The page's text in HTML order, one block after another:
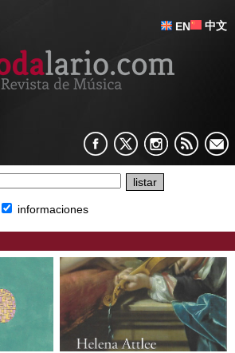
EN 中文
informaciones